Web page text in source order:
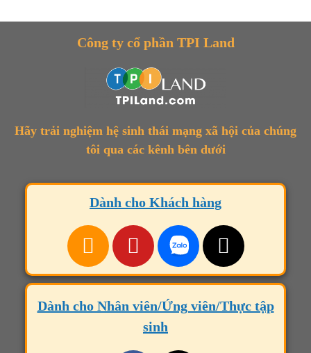
Công ty cổ phần TPI Land
Hãy trải nghiệm hệ sinh thái mạng xã hội của chúng
tôi qua các kênh bên dưới
Dành cho Khách hàng
Dành cho Nhân viên/Ứng viên/Thực tập
sinh